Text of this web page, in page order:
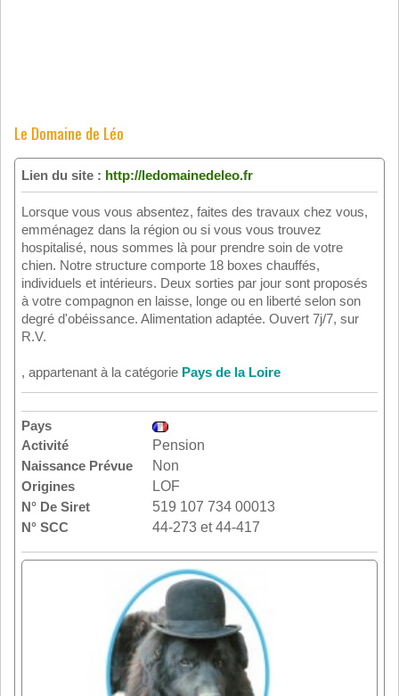
Le Domaine de Léo
Lien du site : http://ledomainedeleo.fr
Lorsque vous vous absentez, faites des travaux chez vous,
emménagez dans la région ou si vous vous trouvez
hospitalisé, nous sommes là pour prendre soin de votre
chien. Notre structure comporte 18 boxes chauffés,
individuels et intérieurs. Deux sorties par jour sont proposés
à votre compagnon en laisse, longe ou en liberté selon son
degré d'obéissance. Alimentation adaptée. Ouvert 7j/7, sur
R.V.
, appartenant à la catégorie Pays de la Loire
Pays
Activité
Pension
Naissance Prévue
Non
Origines
LOF
N° De Siret
519 107 734 00013
N° SCC
44-273 et 44-417